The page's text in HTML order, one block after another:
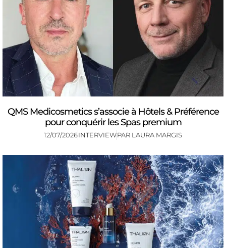
QMS Medicosmetics s’associe à Hôtels & Préférence
pour conquérir les Spas premium
12/07/2026INTERVIEWPAR LAURA MARGIS